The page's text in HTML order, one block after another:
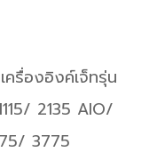
ครื่องอิงค์เจ็ทรุ่น
2135 AIO/
3775